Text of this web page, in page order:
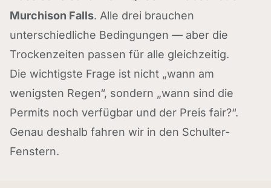
Murchison Falls. Alle drei brauchen
unterschiedliche Bedingungen — aber die
Trockenzeiten passen für alle gleichzeitig.
Die wichtigste Frage ist nicht „wann am
wenigsten Regen“, sondern „wann sind die
Permits noch verfügbar und der Preis fair?“.
Genau deshalb fahren wir in den Schulter-
Fenstern.